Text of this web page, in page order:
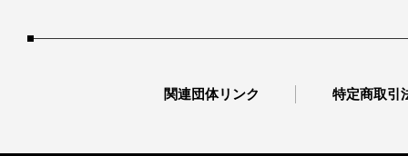
関連団体リンク 特定商取引